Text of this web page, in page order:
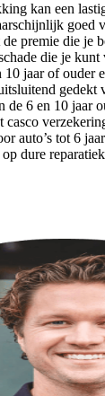
kan een
goed
premie die je
die je
10 jaar of ouder
gedekt
de 6 en 10 jaar
auto’s tot 6
dure